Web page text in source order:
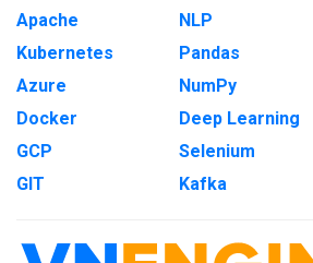
Apache
Kubernetes
Azure
Docker
GCP
GIT
NLP
Pandas
NumPy
Deep Learning
Selenium
Kafka